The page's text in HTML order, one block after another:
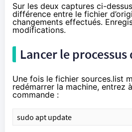
Sur les deux captures ci-
différence entre le fichier
changements effectués.
modifications.
Lancer le
Une fois le fichier sources.list
redémarrer la machine, entrez
commande :
sudo apt update